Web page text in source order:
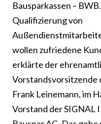
Bausparkassen –
Qualifizierung von
wollen zufriedene
erklärte der
Vorstandsvorsitzende
Frank Leinemann, im
Vorstand der SIGNAL